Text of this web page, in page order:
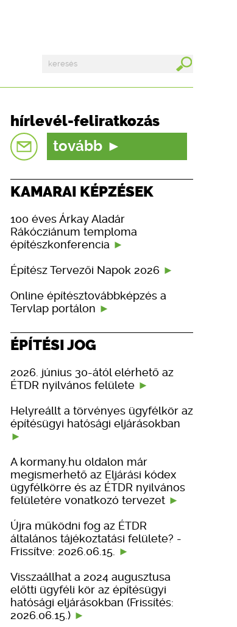
hírlevél-feliratkozás
tovább
KAMARAI KÉPZÉSEK
100 éves Árkay Aladár
Rákócziánum temploma
építészkonferencia
Építész Tervezői Napok 2026
Online építésztovábbképzés a
Tervlap portálon
ÉPÍTÉSI JOG
2026. június 30-ától elérhető az
ÉTDR nyilvános felülete
Helyreállt a törvényes ügyfélkör az
építésügyi hatósági eljárásokban
A kormany.hu oldalon már
megismerhető az Eljárási kódex
ügyfélkörre és az ÉTDR nyilvános
felületére vonatkozó tervezet
Újra működni fog az ÉTDR
általános tájékoztatási felülete? -
Frissítve: 2026.06.15.
Visszaállhat a 2024 augusztusa
előtti ügyféli kör az építésügyi
hatósági eljárásokban (Frissítés:
2026.06.15.)